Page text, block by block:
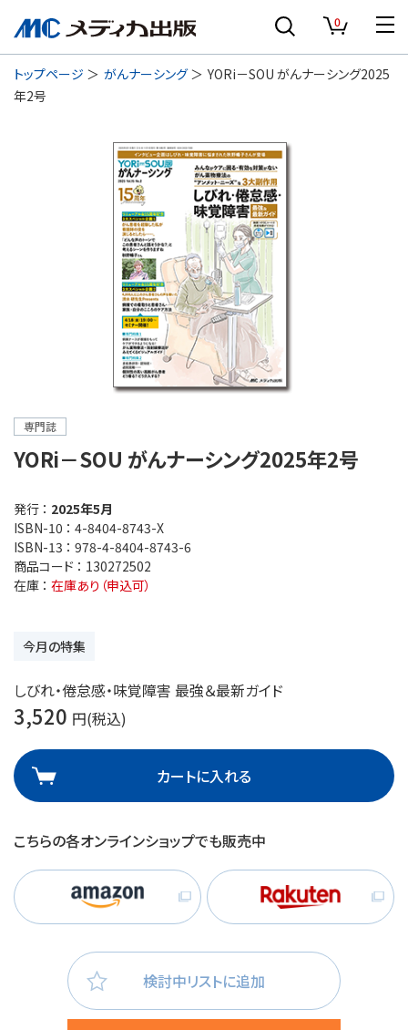
0
トップページ がんナーシング
YORi－SOU がんナーシング2025
年2号
専門誌
YORi－SOU がんナーシング2025年2号
発行 ： 2025年5月
ISBN-10 ： 4-8404-8743-X
ISBN-13 ： 978-4-8404-8743-6
商品コード ： 130272502
在庫 ： 在庫あり（申込可）
今月の特集
しびれ・倦怠感・味覚障害 最強＆最新ガイド
3,520 円(税込)
カートに入れる
こちらの各オンラインショップでも販売中
検討中リストに追加